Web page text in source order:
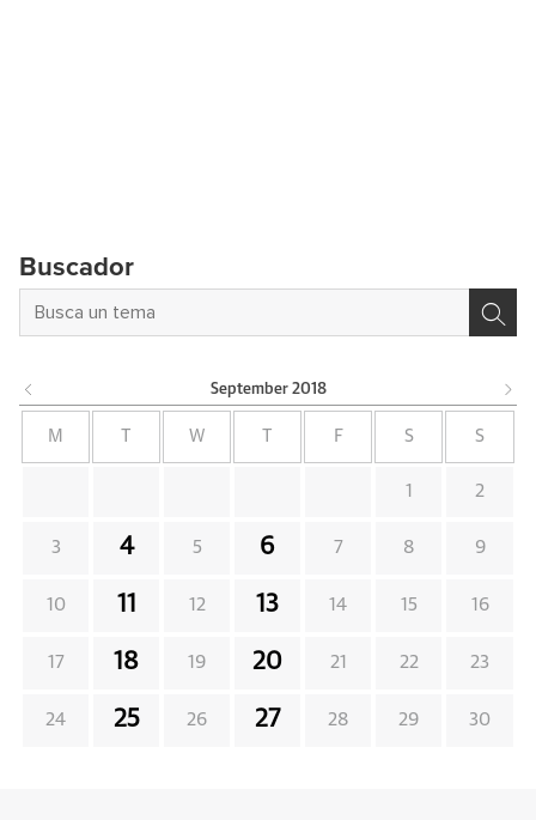
Buscador
September 2018
M W F S S
1 2
3 4 5 6 7 8 9
10 11 12 13 14 15 16
17 18 19 20 21 22 23
24 25 26 27 28 29 30